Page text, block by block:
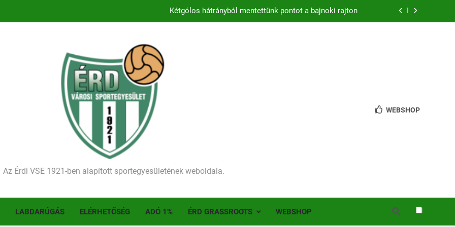
Kétgólos hátrányból mentettünk pontot a bajnoki rajton
Történelmet írt az I. Érdi Football Fesztivál – több mint 200 játékos lépett pályára Érden
Ellenfelünk visszalépése miatt játék nélkül jutottunk tovább a MOL Magyar Kupában
Kezdődik a 2026–2027-es szezon – hazai pályán rajtol az Érdi VSE!
Történelmet írt az I. Érdi Football Fesztivál – több mint 200 játékos lépett pályára Érden
Az Érdi VSE 1921-ben alapított sportegyesületének weboldala.
WEBSHOP
LABDARÚGÁS ELÉRHETŐSÉG ADÓ 1% ÉRD GRASSROOTS WEBSHOP